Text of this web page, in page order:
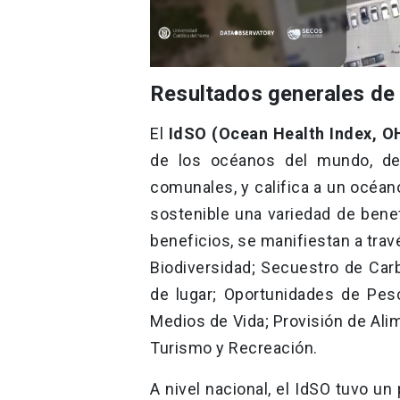
Resultados generales
El
IdSO (Ocean Health Index,
de los océanos del mundo,
comunales, y califica a un
sostenible una variedad de
beneficios, se manifiestan a
Biodiversidad; Secuestro de
de lugar; Oportunidades de
Medios de Vida; Provisión de
Turismo y Recreación.
A nivel nacional, el IdSO tuvo